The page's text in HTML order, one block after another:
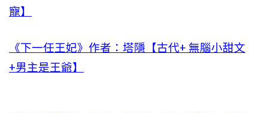
寵】
《下一任王妃》作者：塔隱【古代+ 無腦小甜文
+男主是王爺】